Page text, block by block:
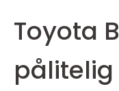
Toyota